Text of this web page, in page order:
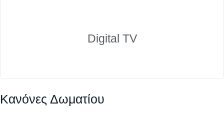
Digital TV
Κανόνες Δωματίου